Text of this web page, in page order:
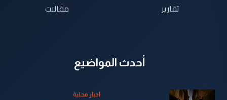
تقارير
مقالات
أحدث المواضيع
اخبار محلية